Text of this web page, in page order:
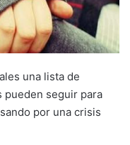
una lista de
pueden seguir para
por una crisis